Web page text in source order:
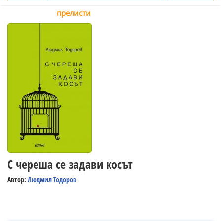
прелисти
С череша се задави косът
Автор: Людмил Тодоров